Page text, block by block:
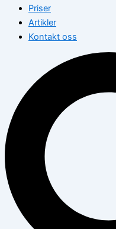
Priser
Artikler
Kontakt oss